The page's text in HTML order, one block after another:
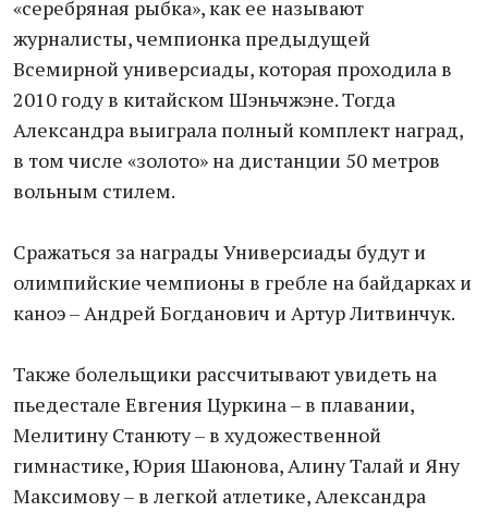
«серебряная рыбка», как ее называют
журналисты, чемпионка предыдущей
Всемирной универсиады, которая проходила в
2010 году в китайском Шэньчжэне. Тогда
Александра выиграла полный комплект наград,
в том числе «золото» на дистанции 50 метров
вольным стилем.
Сражаться за награды Универсиады будут и
олимпийские чемпионы в гребле на байдарках и
каноэ – Андрей Богданович и Артур Литвинчук.
Также болельщики рассчитывают увидеть на
пьедестале Евгения Цуркина – в плавании,
Мелитину Станюту – в художественной
гимнастике, Юрия Шаюнова, Алину Талай и Яну
Максимову – в легкой атлетике, Александра